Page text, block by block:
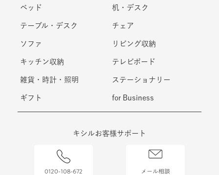
ベッド 机・デスク
テーブル・デスク チェア
ソファ リビング収納
キッチン収納 テレビボード
雑貨・時計・照明 ステーショナリー
ギフト for Business
キシルお客様サポート
0120-108-672 メール相談